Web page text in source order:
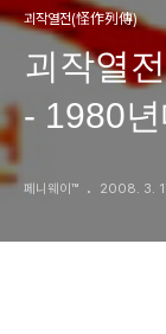
괴작열전(怪作列傳)
괴작열
- 1980
페니웨이™ 2008. 3.